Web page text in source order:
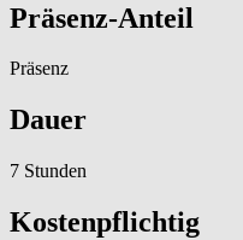
Präsenz-Anteil
Präsenz
Dauer
7 Stunden
Kostenpflichtig